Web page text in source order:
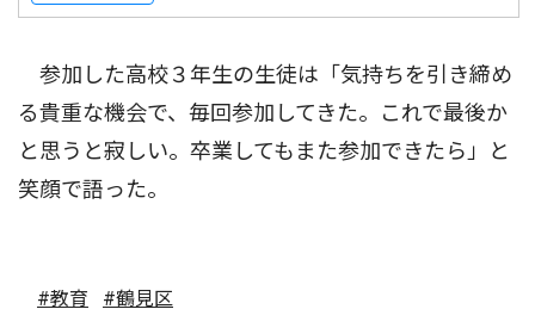
参加した高校３年生の生徒は「気持ちを引き締め
る貴重な機会で、毎回参加してきた。これで最後か
と思うと寂しい。卒業してもまた参加できたら」と
笑顔で語った。
#教育 #鶴見区